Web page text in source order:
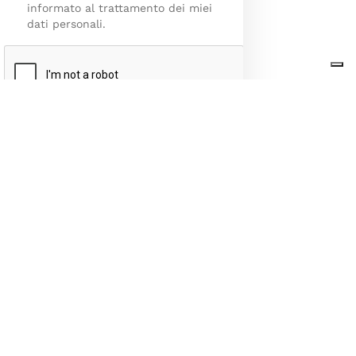
informato al trattamento dei miei
dati personali.